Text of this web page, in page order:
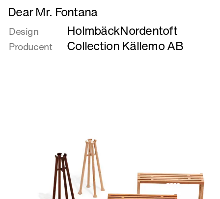
Læs
mere
om
Dear
Mr.
Dear Mr. Fontana
Design HolmbäckNordentoft
Producent Collection Källemo AB